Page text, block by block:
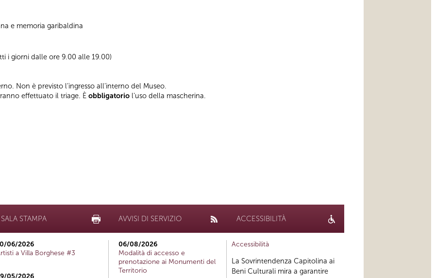
e memoria garibaldina
i giorni dalle ore 9.00 alle 19.00)
Non è previsto l’ingresso all’interno del Museo.
effettuato il triage. È obbligatorio l’uso della mascherina.
SALA STAMPA
06/2026
a Villa Borghese #3
AVVISI DI SERVIZIO
06/08/2026
Modalità di accesso e
prenotazione ai Monumenti del
Territorio
ACCESSIBILITÀ
Accessibilità
La Sovrintendenza Capitolina ai
Beni Culturali mira a garantire